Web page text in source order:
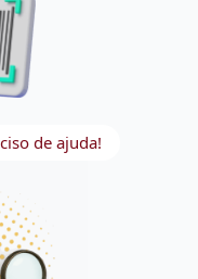
de ajuda!